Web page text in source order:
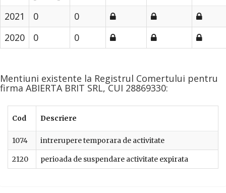
2021 0
0
2020
0 0
Mentiuni existente la Registrul Comertului pentru
firma ABIERTA BRIT SRL, CUI 28869330:
Cod Descriere
1074 intrerupere temporara de activitate
2120 perioada de suspendare activitate expirata